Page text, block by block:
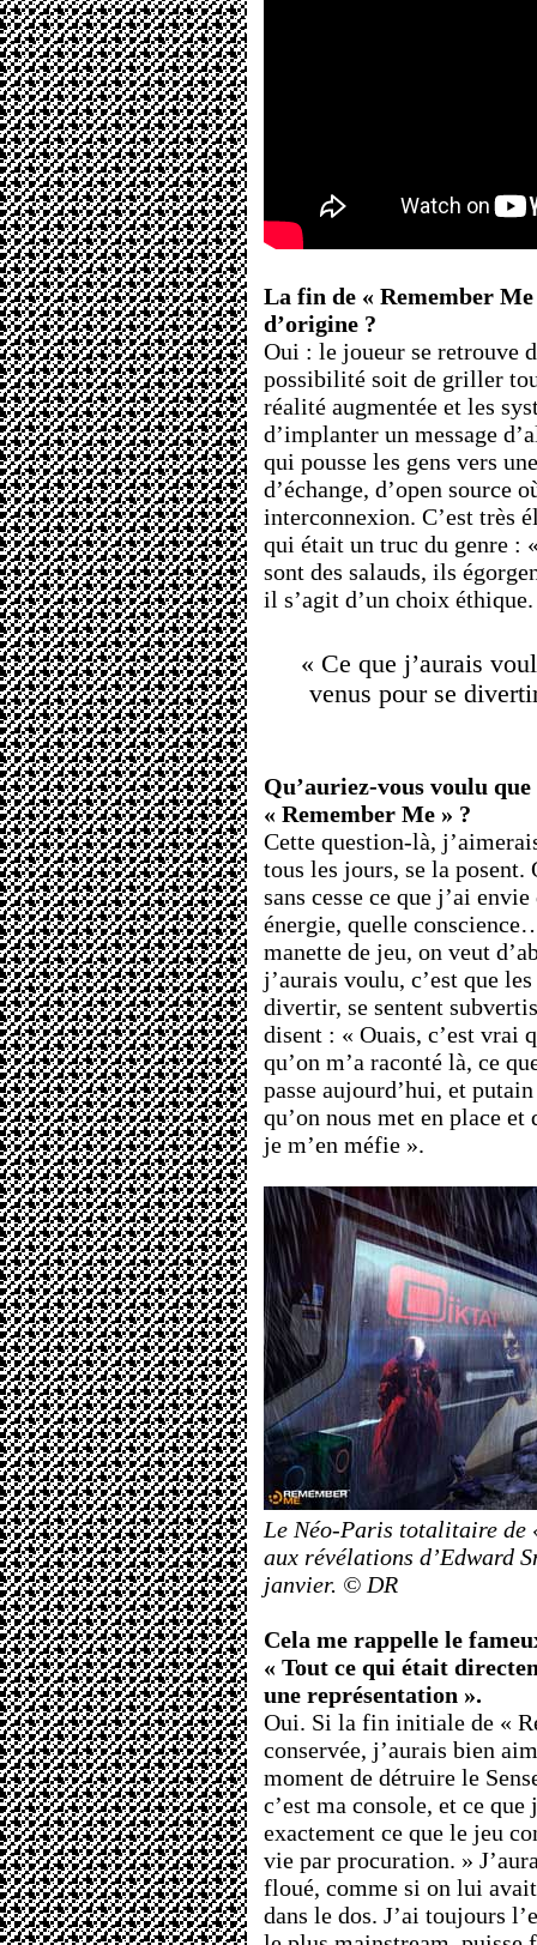
La fin de « Remember
d’origine ?
Oui : le joueur se retrouve
possibilité soit de griller
réalité augmentée et les
d’implanter un message
qui pousse les gens vers
d’échange, d’open source
interconnexion. C’est très
qui était un truc du genre :
sont des salauds, ils
il s’agit d’un choix éthique.
« Ce que j’aurais
venus pour se
Qu’auriez-vous voulu
« Remember Me » ?
Cette question-là,
tous les jours, se la posent.
sans cesse ce que j’ai
énergie, quelle
manette de jeu, on veut
j’aurais voulu, c’est que
divertir, se sentent
disent : « Ouais, c’est vrai
qu’on m’a raconté là, ce
passe aujourd’hui, et
qu’on nous met en place
je m’en méfie ».
Le Néo-Paris totalitaire de
aux révélations d’Edward
janvier. © DR
Cela me rappelle le
« Tout ce qui était
une représentation ».
Oui. Si la fin initiale de «
conservée, j’aurais bien
moment de détruire le
c’est ma console, et ce
exactement ce que le jeu
vie par procuration. »
floué, comme si on lui
dans le dos. J’ai toujours